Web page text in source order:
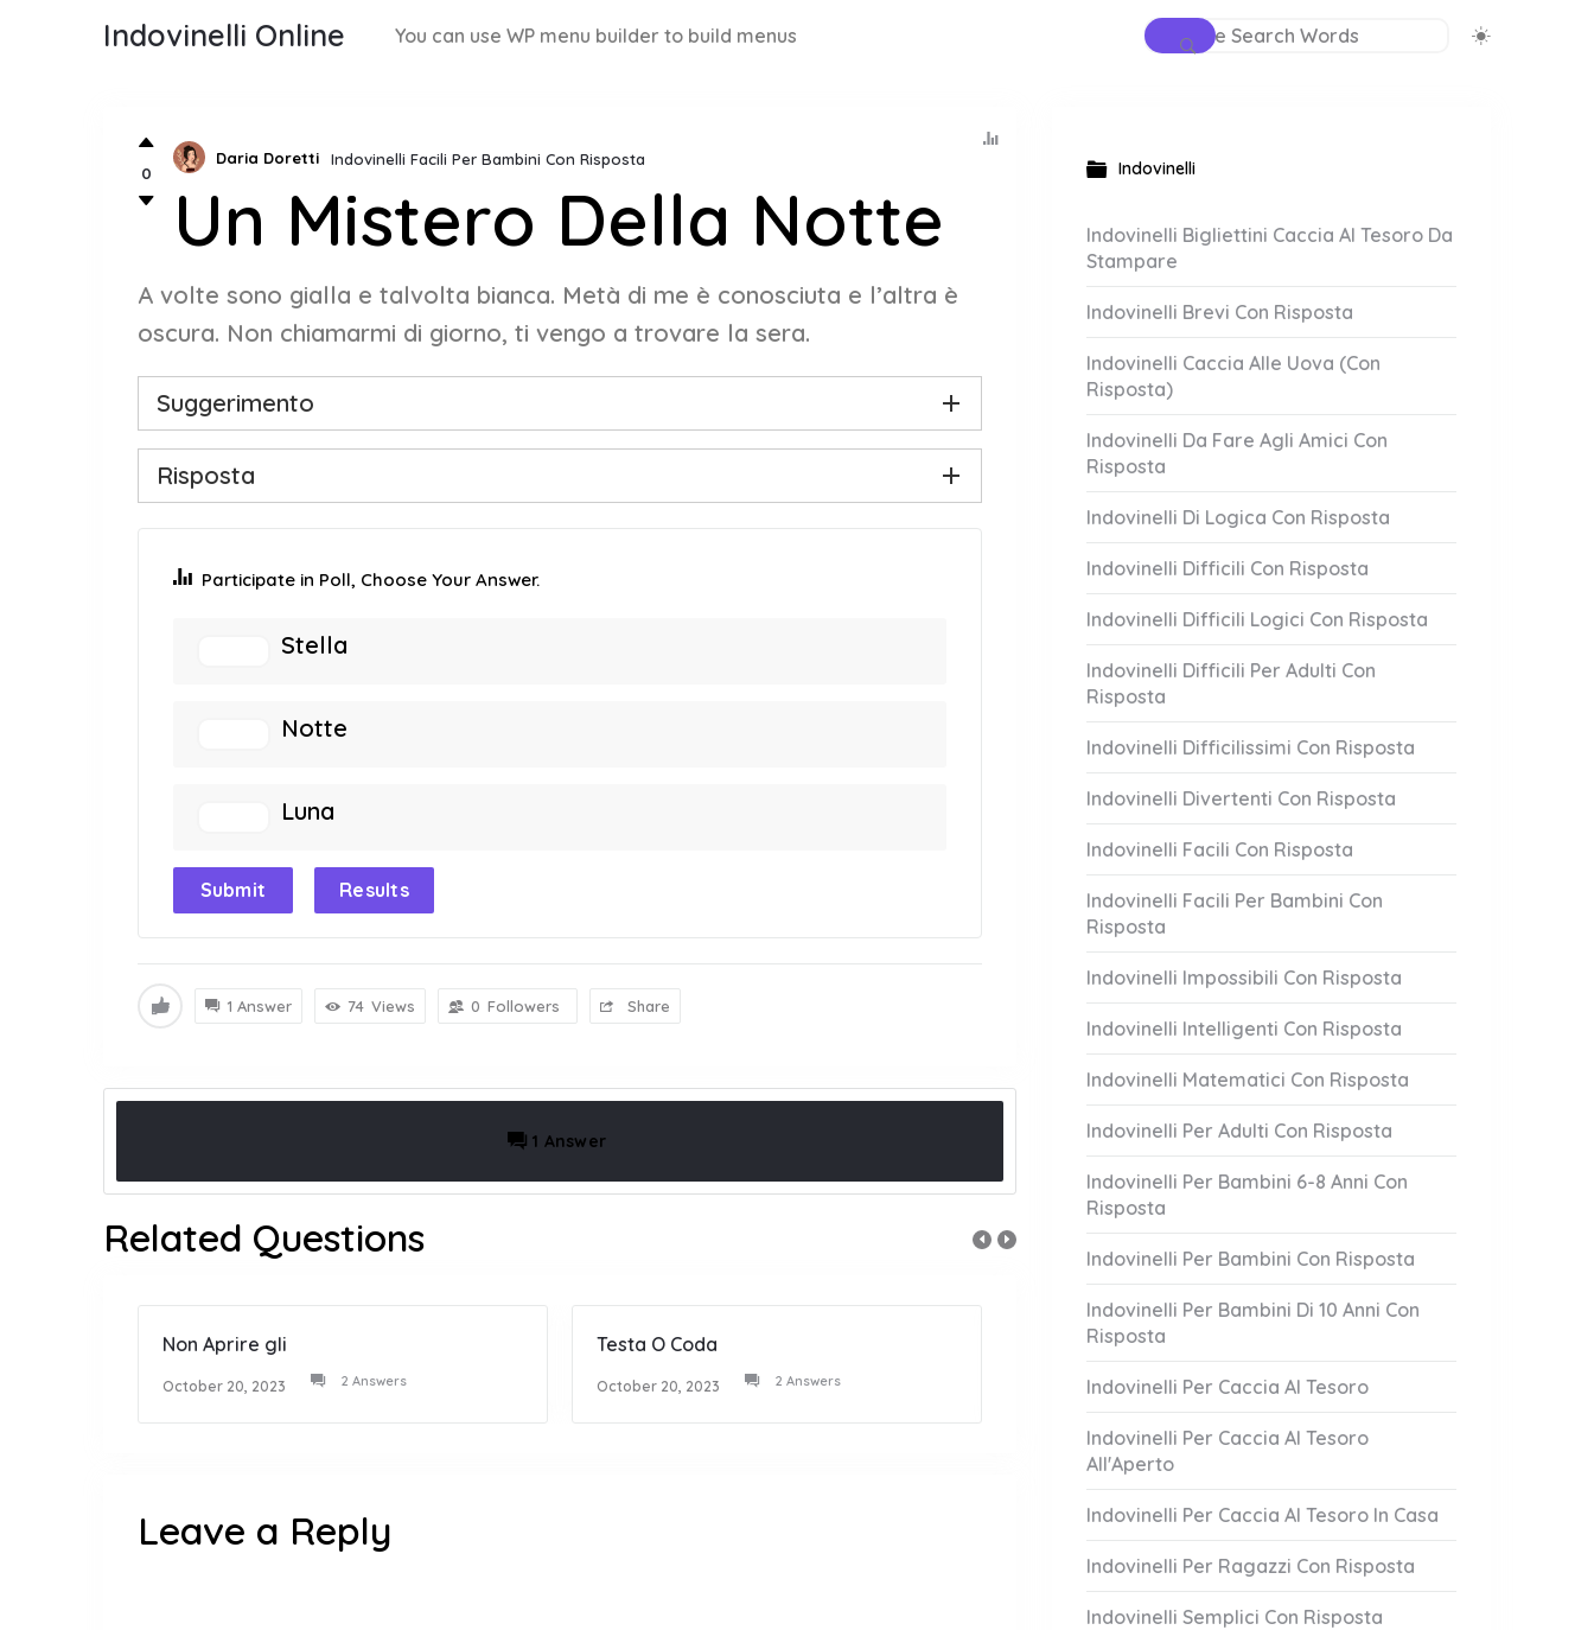
Indovinelli Online You can use WP menu builder to build menus
0
Daria Doretti Indovinelli Facili Per Bambini Con Risposta
Un Mistero Della Notte
A volte sono gialla e talvolta bianca. Metà di me è conosciuta e l’altra è
oscura. Non chiamarmi di giorno, ti vengo a trovare la sera.
Suggerimento
Risposta
Participate in Poll, Choose Your Answer.
Stella
Notte
Luna
Submit Results
1 Answer 74 Views 0 Followers Share
1 Answer
Related Questions
Non Aprire gli
October 20, 2023 2 Answers
Testa O Coda
October 20, 2023 2 Answers
Sono Nato Senza
October 20, 2023 1 Answer
Leave a Reply
Indovinelli
Indovinelli Bigliettini Caccia Al Tesoro Da
Stampare
Indovinelli Brevi Con Risposta
Indovinelli Caccia Alle Uova (Con
Risposta)
Indovinelli Da Fare Agli Amici Con
Risposta
Indovinelli Di Logica Con Risposta
Indovinelli Difficili Con Risposta
Indovinelli Difficili Logici Con Risposta
Indovinelli Difficili Per Adulti Con
Risposta
Indovinelli Difficilissimi Con Risposta
Indovinelli Divertenti Con Risposta
Indovinelli Facili Con Risposta
Indovinelli Facili Per Bambini Con
Risposta
Indovinelli Impossibili Con Risposta
Indovinelli Intelligenti Con Risposta
Indovinelli Matematici Con Risposta
Indovinelli Per Adulti Con Risposta
Indovinelli Per Bambini 6-8 Anni Con
Risposta
Indovinelli Per Bambini Con Risposta
Indovinelli Per Bambini Di 10 Anni Con
Risposta
Indovinelli Per Caccia Al Tesoro
Indovinelli Per Caccia Al Tesoro
All'Aperto
Indovinelli Per Caccia Al Tesoro In Casa
Indovinelli Per Ragazzi Con Risposta
Indovinelli Semplici Con Risposta